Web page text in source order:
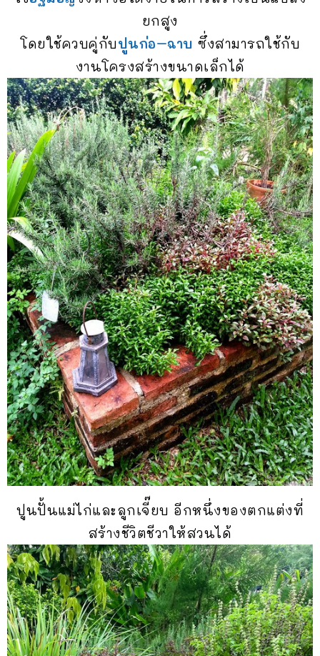
ยกสูง
โดยใช้ควบคู่กับปูนก่อ–ฉาบ ซึ่งสามารถใช้กับ
งานโครงสร้างขนาดเล็กได้
ปูนปั้นแม่ไก่และลูกเจี๊ยบ อีกหนึ่งของตกแต่งที่
สร้างชีวิตชีวาให้สวนได้